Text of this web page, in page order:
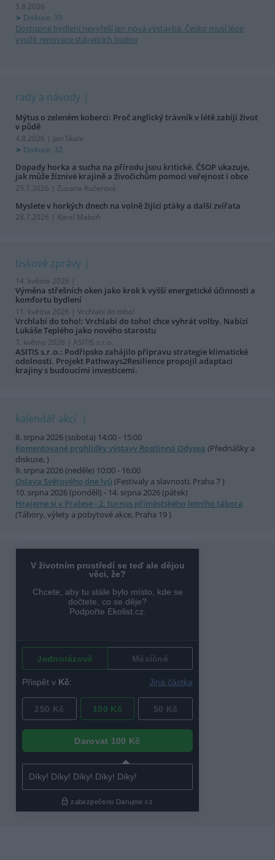
5.8.2026
Diskuse: 39
Dostupné bydlení nevyřeší jen nová výstavba. Česko musí lépe
využít renovace stávajících budov
rady a návody
Mýtus o zeleném koberci: Proč anglický trávník v létě zabíjí život
v půdě
4.8.2026 | Jan Skala
Diskuse: 32
Dopady horka a sucha na přírodu jsou kritické. ČSOP ukazuje,
jak může žíznivé krajině a živočichům pomoci veřejnost i obce
29.7.2026 | Zuzana Kučerová
Myslete v horkých dnech na volně žijící ptáky a další zvířata
28.7.2026 | Karel Makoň
tiskové zprávy
14. května 2026 |
Výměna střešních oken jako krok k vyšší energetické účinnosti a
komfortu bydlení
11. května 2026 | Vrchlabí do toho!
Vrchlabí do toho!: Vrchlabí do toho! chce vyhrát volby. Nabízí
Lukáše Teplého jako nového starostu
7. května 2026 | ASITIS s.r.o.
ASITIS s.r.o.: Podřipsko zahájilo přípravu strategie klimatické
odolnosti. Projekt Pathways2Resilience propojil adaptaci
krajiny s budoucími investicemi.
kalendář akcí
8. srpna 2026 (sobota) 14:00 - 15:00
Komentované prohlídky výstavy Rostlinná Odysea (Přednášky a
diskuse, )
9. srpna 2026 (neděle) 10:00 - 16:00
Oslava Světového dne lvů (Festivaly a slavnosti, Praha 7 )
10. srpna 2026 (pondělí) - 14. srpna 2026 (pátek)
Hrajeme si v Pralese - 2. turnus příměstského letního tábora
(Tábory, výlety a pobytové akce, Praha 19 )